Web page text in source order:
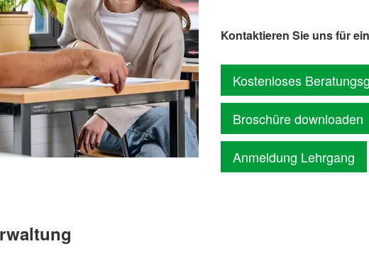
Kontaktieren Sie uns für
Kostenloses
Broschüre downloaden
Anmeldung Lehrgang